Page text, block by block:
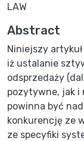
LAW
Abstract
Niniejszy
iż ustalanie
odsprzedaży
pozytywne, jak i
powinna być
konkurencję ze
ze specyfiki